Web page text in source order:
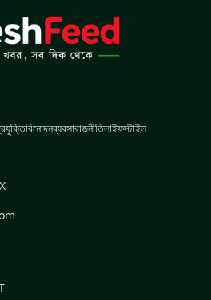
বিনোদনব্যবসারাজনীতিলাইফস্টাইল